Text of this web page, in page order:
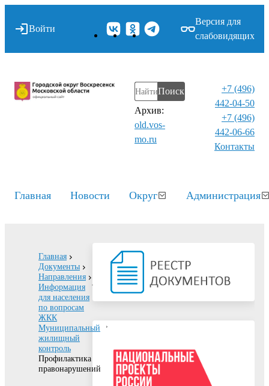
Войти
Версия для
слабовидящих
Поиск
Архив:
old.vos-
mo.ru
+7 (496)
442-04-50
+7 (496)
442-06-66
Контакты⁠
Главная Новости Округ Администрация
Главная
Документы
Направления
Информация
для населения
по вопросам
ЖКК
Муниципальный
жилищный
контроль
Профилактика
правонарушений